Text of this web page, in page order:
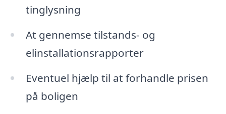
tinglysning
At gennemse tilstands- og
elinstallationsrapporter
Eventuel hjælp til at forhandle prisen
på boligen